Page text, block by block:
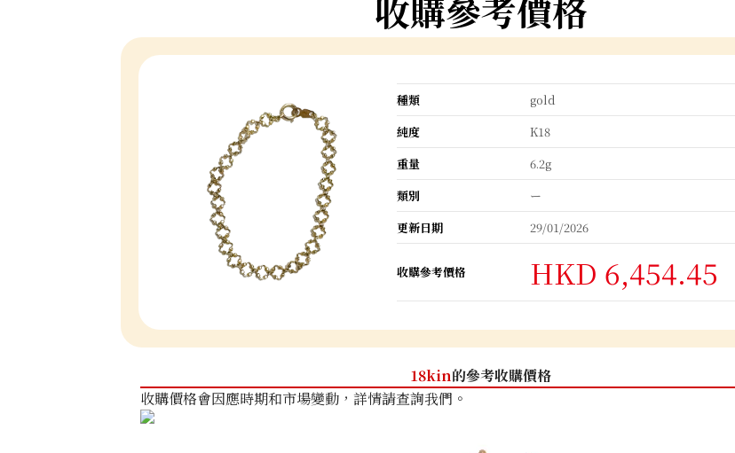
種類
gold
純度
K18
重量
6.2g
類別
ー
更新日期
29/01/2026
收購參考價格 HKD 6,454.45
18kin的參考收購價格
收購價格會因應時期和市場變動，詳情請查詢我們。